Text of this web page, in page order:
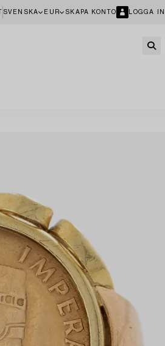
SVENSKA EUR SKAPA KONTO LOGGA IN